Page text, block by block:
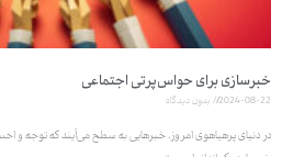
خبرسازی برای حواس‌پرتی اجتماعی
2024-08-22 بدون دیدگاه
در دنیای پرهیاهوی امروز، خبرهایی به سطح می‌آیند که توجه و